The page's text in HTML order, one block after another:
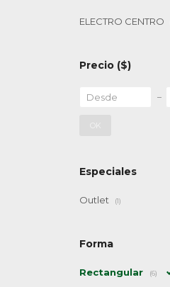
ELECTRO CENTRO
Precio ($)
OK
Especiales
Outlet (1)
Forma
Rectangular (6)